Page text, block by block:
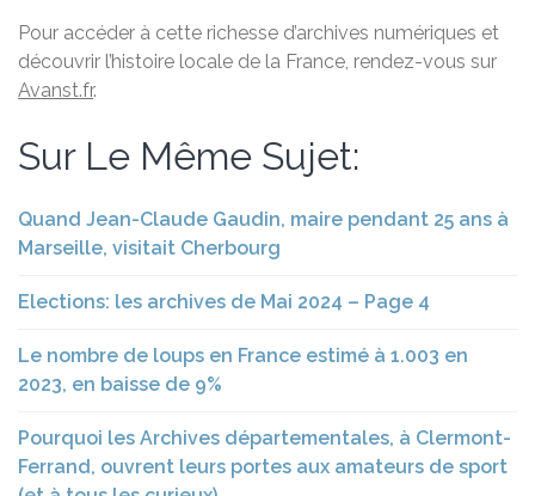
Pour accéder à cette richesse d’archives numériques et
découvrir l’histoire locale de la France, rendez-vous sur
Avanst.fr.
Sur Le Même Sujet:
Quand Jean-Claude Gaudin, maire pendant 25 ans à
Marseille, visitait Cherbourg
Elections: les archives de Mai 2024 – Page 4
Le nombre de loups en France estimé à 1.003 en
2023, en baisse de 9%
Pourquoi les Archives départementales, à Clermont-
Ferrand, ouvrent leurs portes aux amateurs de sport